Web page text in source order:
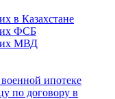
в Казахстане
ФСБ
МВД
ипотеке
по договору в